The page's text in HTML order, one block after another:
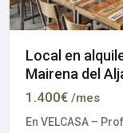
Local en
Mairena del
1.400€ /mes
En VELCASA –